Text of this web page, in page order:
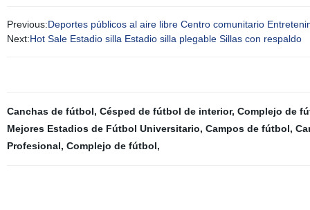
Previous:Deportes públicos al aire libre Centro comunitario
Next:Hot Sale Estadio silla Estadio silla plegable Sillas con respaldo
Canchas de fútbol, Césped de fútbol de interior, Complejo de
Mejores Estadios de Fútbol Universitario, Campos de fútbol,
Profesional, Complejo de fútbol,